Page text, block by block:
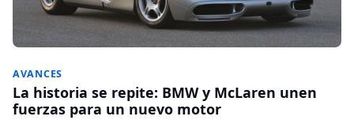
AVANCES
La historia se repite: BMW y McLaren unen
fuerzas para un nuevo motor